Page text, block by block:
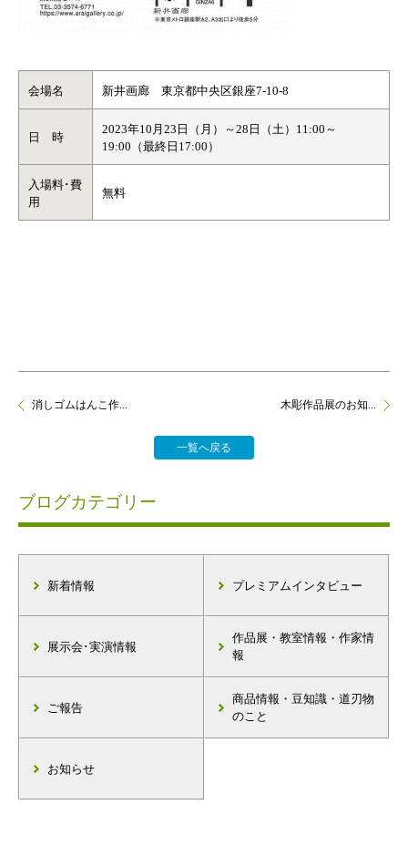
会場名 新井画廊 東京都中央区銀座7-10-8
日 時
2023年10月23日（月）～28日（土）11:00～
19:00（最終日17:00）
入場料･費
用
無料
消しゴムはんこ作...
一覧へ戻る
木彫作品展のお知...
ブログカテゴリー
新着情報 プレミアムインタビュー
展示会･実演情報
作品展・教室情報・作家情
報
ご報告
商品情報・豆知識・道刃物
のこと
お知らせ